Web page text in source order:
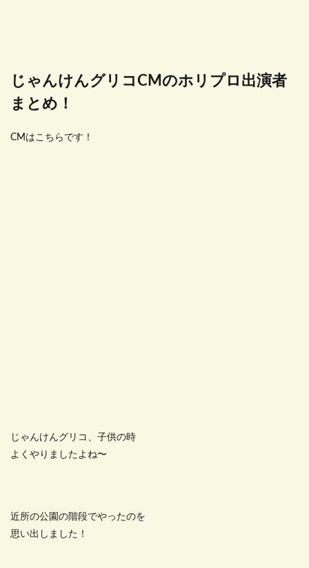
じゃんけんグリコCMのホリプロ出演者
まとめ！
CMはこちらです！
じゃんけんグリコ、子供の時
よくやりましたよね〜
近所の公園の階段でやったのを
思い出しました！